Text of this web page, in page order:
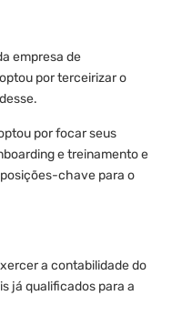
empresa de
por terceirizar o
por focar seus
e treinamento e
chave para o
a contabilidade do
já qualificados para a